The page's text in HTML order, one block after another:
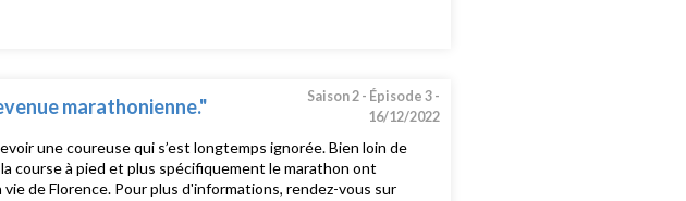
marathonienne." Saison 2 - Épisode 3 -
16/12/2022
une coureuse qui s’est longtemps ignorée. Bien loin de
course à pied et plus spécifiquement le marathon ont
de Florence. Pour plus d'informations, rendez-vous sur